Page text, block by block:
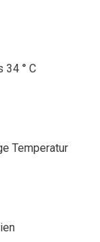
34 ° C
Temperatur